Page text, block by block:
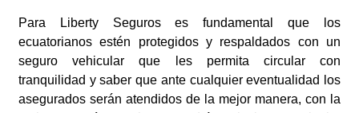
Para Liberty Seguros es fundamental que los
ecuatorianos estén protegidos y respaldados con un
seguro vehicular que les permita circular con
tranquilidad y saber que ante cualquier eventualidad los
asegurados serán atendidos de la mejor manera, con la